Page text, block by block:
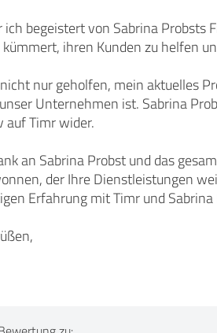
ich begeistert von Sabrina
ihren Kunden zu helfen
nur geholfen, mein aktuelles
Unternehmen ist. Sabrina
auf Timr wider.
an Sabrina Probst und das
der Ihre Dienstleistungen
Erfahrung mit Timr und